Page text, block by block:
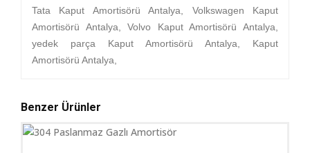
Tata Kaput Amortisörü Antalya, Volkswagen Kaput
Amortisörü Antalya, Volvo Kaput Amortisörü Antalya,
yedek parça Kaput Amortisörü Antalya, Kaput
Amortisörü Antalya,
Benzer Ürünler